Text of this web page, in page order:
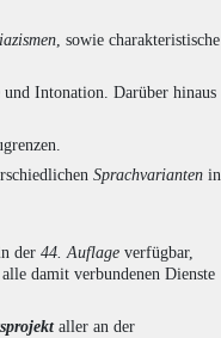
, sowie charakteristische
und Intonation. Darüber hinaus
Sprachvarianten in
der 44. Auflage verfügbar,
damit verbundenen Dienste
aller an der